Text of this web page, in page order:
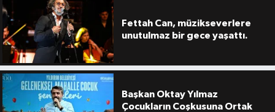
Fettah Can, müzikseverlere
unutulmaz bir gece yaşattı.
Başkan Oktay Yılmaz
Çocukların Coşkusuna Ortak